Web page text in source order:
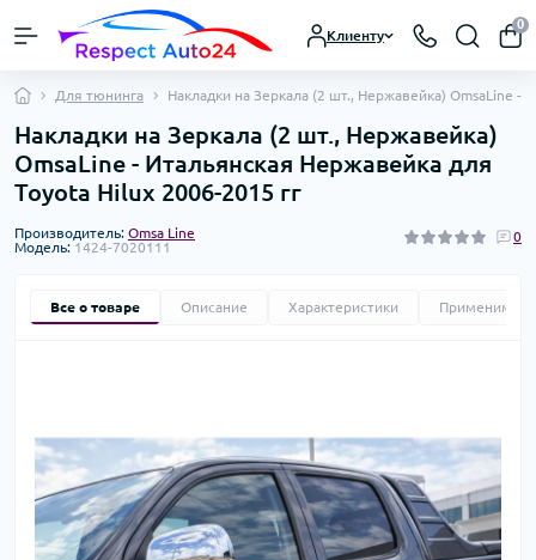
Клиенту
0
Для тюнинга Накладки на Зеркала (2 шт., Нержавейка) OmsaLine -
Накладки на Зеркала (2 шт., Нержавейка)
OmsaLine - Итальянская Нержавейка для
Toyota Hilux 2006-2015 гг
Производитель: Omsa Line
Модель: 1424-7020111
0
Все о товаре Описание Характеристики